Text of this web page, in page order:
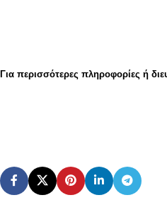
Για περισσότερες πληροφορίες ή